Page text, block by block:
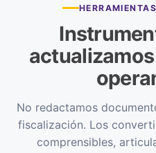
No redactamos
fiscalización. Los
comprensibles,